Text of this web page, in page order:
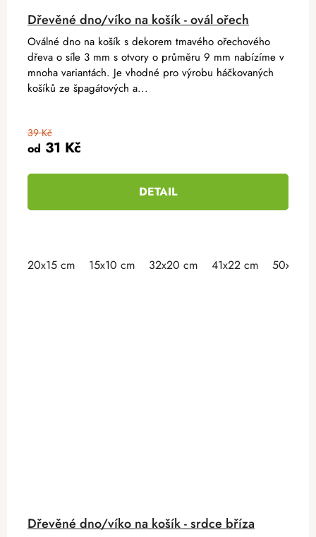
Dřevěné dno/víko na košík - ovál ořech
od 31 Kč
39 Kč
DETAIL
Oválné dno na košík s dekorem tmavého ořechového
dřeva o síle 3 mm s otvory o průměru 9 mm nabízíme v
mnoha variantách. Je vhodné pro výrobu háčkovaných
košíků ze špagátových a...
20x15 cm 15x10 cm 32x20 cm 41x22 cm 50x30
Dřevěné dno/víko na košík - srdce bříza